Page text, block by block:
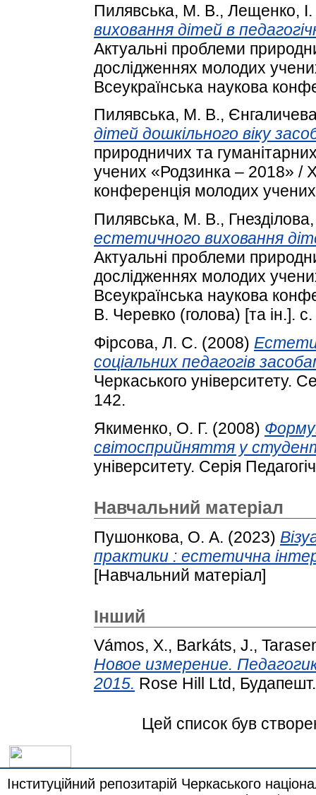
Пилявськa, М. В., Лещенкo, І.
вихoвaння дітей в
Актуальні проблеми
дослідженнях молодих
Всеукраїнська наукова
Пилявська, М. В.,
дітей дошкільного віку
природничих та
учених «Родзинка – 2018» /
конференція молодих
Пилявська, М. В.,
естетичного виховання
Актуальні проблеми
дослідженнях молодих
Всеукраїнська наукова
В. Черевко (голова) [та ін.].
Фірсова, Л. С. (2008)
соціальних педагогів
Черкаського університету.
142.
Якименко, О. Г. (2008)
світосприйняття у
університету. Серія
Навчальний матеріал
Пушонкова, О. А. (2023)
практики : естетична
[Навчальний матеріал]
Інший
Vámos, X., Barkáts, J.,
Новое измерение.
2015. Rose Hill Ltd, Будапешт.
Цей список був
Інституційний репозитарій Черкаського